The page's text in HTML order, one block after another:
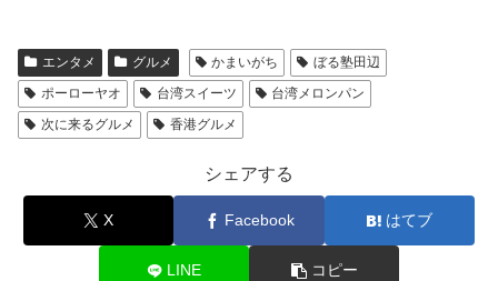
エンタメ グルメ かまいがち
ぼる塾田辺
ポーローヤオ
台湾スイーツ
台湾メロンパン
次に来るグルメ
香港グルメ
シェアする
X Facebook はてブ
LINE コピー